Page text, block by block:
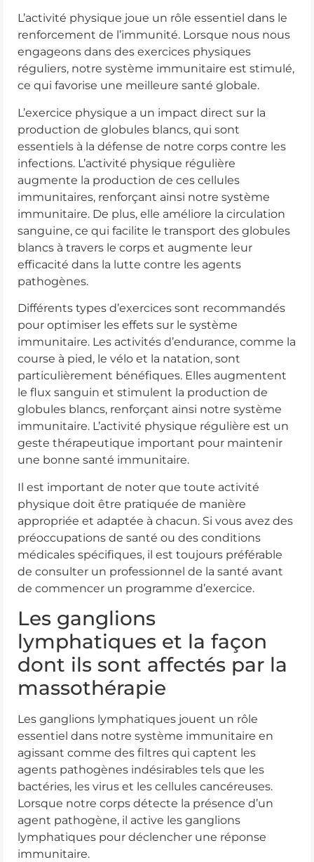
L’activité physique joue un rôle essentiel dans le
renforcement de l’immunité. Lorsque nous nous
engageons dans des exercices physiques
réguliers, notre système immunitaire est stimulé,
ce qui favorise une meilleure santé globale.
L’exercice physique a un impact direct sur la
production de globules blancs, qui sont
essentiels à la défense de notre corps contre les
infections. L’activité physique régulière
augmente la production de ces cellules
immunitaires, renforçant ainsi notre système
immunitaire. De plus, elle améliore la circulation
sanguine, ce qui facilite le transport des globules
blancs à travers le corps et augmente leur
efficacité dans la lutte contre les agents
pathogènes.
Différents types d’exercices sont recommandés
pour optimiser les effets sur le système
immunitaire. Les activités d’endurance, comme la
course à pied, le vélo et la natation, sont
particulièrement bénéfiques. Elles augmentent
le flux sanguin et stimulent la production de
globules blancs, renforçant ainsi notre système
immunitaire. L’activité physique régulière est un
geste thérapeutique important pour maintenir
une bonne santé immunitaire.
Il est important de noter que toute activité
physique doit être pratiquée de manière
appropriée et adaptée à chacun. Si vous avez des
préoccupations de santé ou des conditions
médicales spécifiques, il est toujours préférable
de consulter un professionnel de la santé avant
de commencer un programme d’exercice.
Les ganglions
lymphatiques et la façon
dont ils sont affectés par la
massothérapie
Les ganglions lymphatiques jouent un rôle
essentiel dans notre système immunitaire en
agissant comme des filtres qui captent les
agents pathogènes indésirables tels que les
bactéries, les virus et les cellules cancéreuses.
Lorsque notre corps détecte la présence d’un
agent pathogène, il active les ganglions
lymphatiques pour déclencher une réponse
immunitaire.